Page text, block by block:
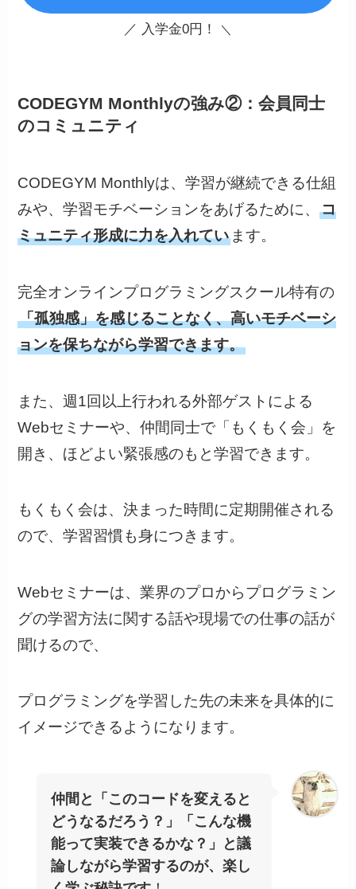
／ 入学金0円！ ＼
CODEGYM Monthlyの強み②：会員同士
のコミュニティ
CODEGYM Monthlyは、学習が継続できる仕組
みや、学習モチベーションをあげるために、コ
ミュニティ形成に力を入れてい ます。
完全オンラインプログラミングスクール特有の
「孤独感」を感じることなく、高いモチベーシ
ョンを保ちながら学習できます。
また、週1回以上行われる外部ゲストによる
Webセミナーや、仲間同士で「もくもく会」を
開き、ほどよい緊張感のもと学習できます。
もくもく会は、決まった時間に定期開催される
ので、学習習慣も身につきます。
Webセミナーは、業界のプロからプログラミン
グの学習方法に関する話や現場での仕事の話が
聞けるので、
プログラミングを学習した先の未来を具体的に
イメージできるようになります。
仲間と「このコードを変えると
どうなるだろう？」「こんな機
能って実装できるかな？」と議
論しながら学習するのが、楽し